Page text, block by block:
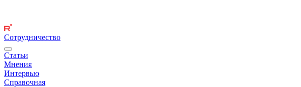
Сотрудничество
Статьи
Мнения
Интервью
Справочная